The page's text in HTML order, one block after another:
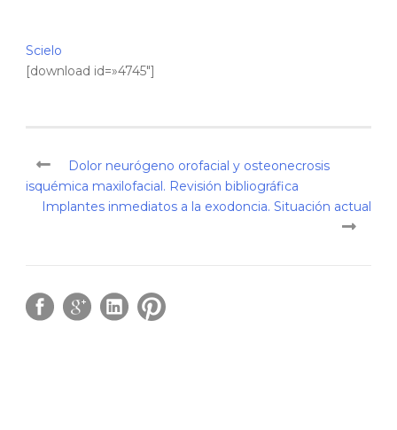
Scielo
[download id=»4745″]
Dolor neurógeno orofacial y osteonecrosis
isquémica maxilofacial. Revisión bibliográfica
Implantes inmediatos a la exodoncia. Situación actual